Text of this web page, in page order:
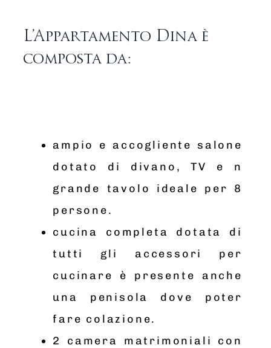
L’Appartamento Dina è
composta da:
ampio e accogliente salone
dotato di divano, TV e n
grande tavolo ideale per 8
persone.
cucina completa dotata di
tutti gli accessori per
cucinare è presente anche
una penisola dove poter
fare colazione.
2 camera matrimoniali con